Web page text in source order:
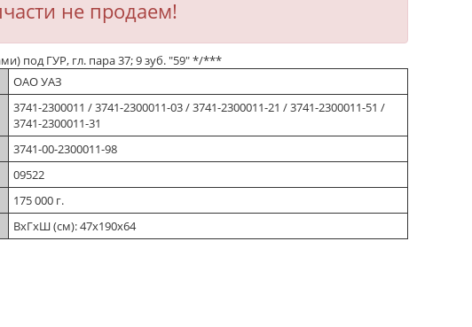
не продаем!
под ГУР, гл. пара 37; 9 зуб. "59" */***
ОАО УАЗ
3741-2300011 / 3741-2300011-03 / 3741-2300011-21 / 3741-2300011-51 /
3741-2300011-31
3741-00-2300011-98
09522
175 000 г.
ВхГхШ (см): 47х190х64